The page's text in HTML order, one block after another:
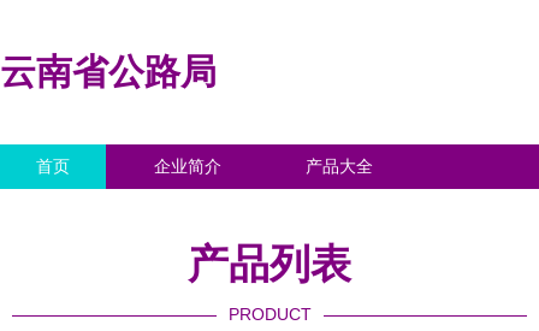
云南省公路局
首页 企业简介 产品大全
产品列表
PRODUCT